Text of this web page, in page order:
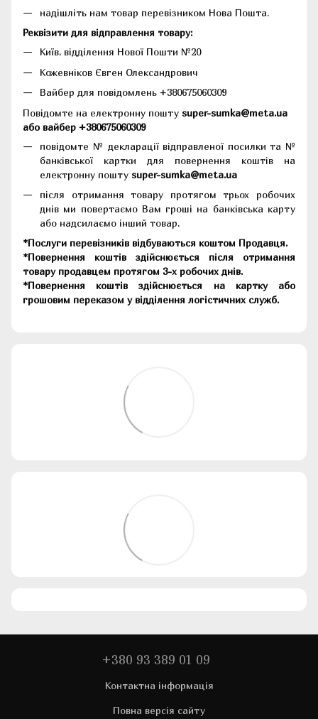
надішліть нам товар перевізником Нова Пошта.
Реквізити для відправлення товару:
Київ, відділення Нової Пошти №20
Кожевніков Євген Олександрович
Вайбер для повідомлень +380675060309
Повідомте на електронну пошту super-sumka@meta.ua
або вайбер +380675060309
повідомте № декларації відправленої посилки та №
банківської картки для повернення коштів на
електронну пошту super-sumka@meta.ua
після отримання товару протягом трьох робочих
днів ми повертаємо Вам гроші на банківська карту
або надсилаємо інший товар.
*Послуги перевізників відбуваються коштом Продавця.
*Повернення коштів здійснюється після отримання
товару продавцем протягом 3-х робочих днів.
*Повернення коштів здійснюється на картку або
грошовим переказом у відділення логістичних служб.
+380 93 389 01 09
Контактна інформація
Повна версія сайту